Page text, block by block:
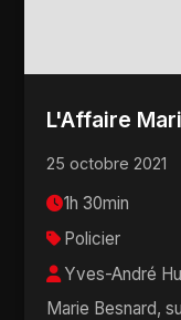
L'Affaire
25 octobre 2021
1h 30min
Policier
Yves-André
Marie Besnard,